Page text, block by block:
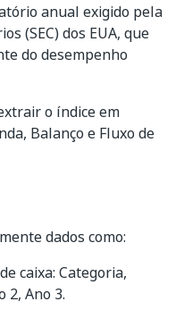
anual exigido pela
(SEC) dos EUA, que
do desempenho
o índice em
Balanço e Fluxo de
dados como:
caixa: Categoria,
2, Ano 3.